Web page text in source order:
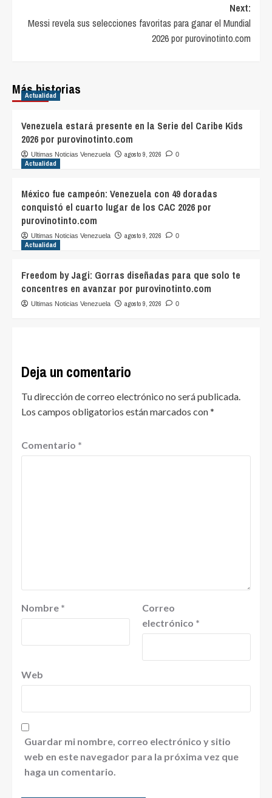
Next:
Messi revela sus selecciones favoritas para ganar el Mundial
2026 por purovinotinto.com
Más historias
Actualidad
Venezuela estará presente en la Serie del Caribe Kids
2026 por purovinotinto.com
Ultimas Noticias Venezuela agosto 9, 2026 0
Actualidad
México fue campeón: Venezuela con 49 doradas
conquistó el cuarto lugar de los CAC 2026 por
purovinotinto.com
Ultimas Noticias Venezuela agosto 9, 2026 0
Actualidad
Freedom by Jagi: Gorras diseñadas para que solo te
concentres en avanzar por purovinotinto.com
Ultimas Noticias Venezuela agosto 9, 2026 0
Deja un comentario
Tu dirección de correo electrónico no será publicada.
Los campos obligatorios están marcados con*
Comentario *
Nombre *
Correo
electrónico *
Web
Guardar mi nombre, correo electrónico y sitio
web en este navegador para la próxima vez que
haga un comentario.